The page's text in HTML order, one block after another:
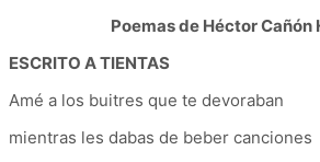
Poemas de Héctor Cañón
ESCRITO A TIENTAS
Amé a los buitres que te devoraban
mientras les dabas de beber canciones